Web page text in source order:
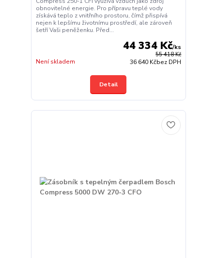
obnovitelné energie. Pro přípravu teplé vody
získává teplo z vnitřního prostoru, čímž přispívá
nejen k lepšímu životnímu prostředí, ale zároveň
šetří Vaši peněženku. Před...
55 418 Kč
44 334 Kč/ks
36 640 Kčbez DPH
Není skladem
Detail